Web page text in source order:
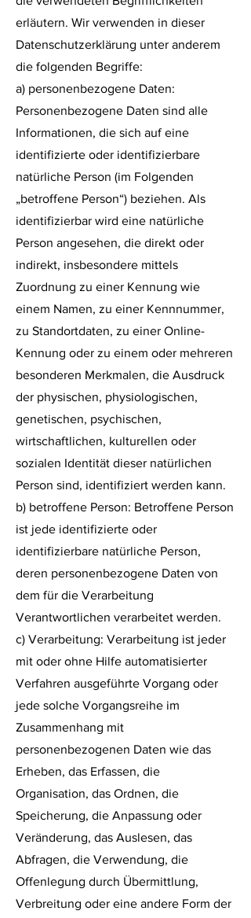
erläutern. Wir verwenden in dieser
Datenschutzerklärung unter anderem
die folgenden Begriffe:
a) personenbezogene Daten:
Personenbezogene Daten sind alle
Informationen, die sich auf eine
identifizierte oder identifizierbare
natürliche Person (im Folgenden
„betroffene Person“) beziehen. Als
identifizierbar wird eine natürliche
Person angesehen, die direkt oder
indirekt, insbesondere mittels
Zuordnung zu einer Kennung wie
einem Namen, zu einer Kennnummer,
zu Standortdaten, zu einer Online-
Kennung oder zu einem oder mehreren
besonderen Merkmalen, die Ausdruck
der physischen, physiologischen,
genetischen, psychischen,
wirtschaftlichen, kulturellen oder
sozialen Identität dieser natürlichen
Person sind, identifiziert werden kann.
b) betroffene Person: Betroffene Person
ist jede identifizierte oder
identifizierbare natürliche Person,
deren personenbezogene Daten von
dem für die Verarbeitung
Verantwortlichen verarbeitet werden.
c) Verarbeitung: Verarbeitung ist jeder
mit oder ohne Hilfe automatisierter
Verfahren ausgeführte Vorgang oder
jede solche Vorgangsreihe im
Zusammenhang mit
personenbezogenen Daten wie das
Erheben, das Erfassen, die
Organisation, das Ordnen, die
Speicherung, die Anpassung oder
Veränderung, das Auslesen, das
Abfragen, die Verwendung, die
Offenlegung durch Übermittlung,
Verbreitung oder eine andere Form der